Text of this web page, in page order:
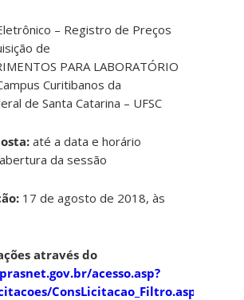
– Registro de Preços
de
PARA LABORATÓRIO
Curitibanos da
de Santa Catarina – UFSC
até a data e horário
da sessão
17 de agosto de 2018, às
através do
acesso.asp?
ConsLicitacao_Filtro.asp